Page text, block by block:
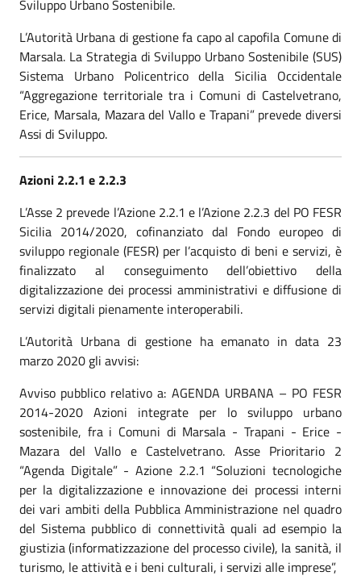
Sviluppo Urbano Sostenibile.
L’Autorità Urbana di gestione fa capo al capofila Comune di
Marsala. La Strategia di Sviluppo Urbano Sostenibile (SUS)
Sistema Urbano Policentrico della Sicilia Occidentale
“Aggregazione territoriale tra i Comuni di Castelvetrano,
Erice, Marsala, Mazara del Vallo e Trapani” prevede diversi
Assi di Sviluppo.
Azioni 2.2.1 e 2.2.3
L’Asse 2 prevede l’Azione 2.2.1 e l’Azione 2.2.3 del PO FESR
Sicilia 2014/2020, cofinanziato dal Fondo europeo di
sviluppo regionale (FESR) per l’acquisto di beni e servizi, è
finalizzato al conseguimento dell’obiettivo della
digitalizzazione dei processi amministrativi e diffusione di
servizi digitali pienamente interoperabili.
L’Autorità Urbana di gestione ha emanato in data 23
marzo 2020 gli avvisi:
Avviso pubblico relativo a: AGENDA URBANA – PO FESR
2014-2020 Azioni integrate per lo sviluppo urbano
sostenibile, fra i Comuni di Marsala - Trapani - Erice -
Mazara del Vallo e Castelvetrano. Asse Prioritario 2
“Agenda Digitale” - Azione 2.2.1 “Soluzioni tecnologiche
per la digitalizzazione e innovazione dei processi interni
dei vari ambiti della Pubblica Amministrazione nel quadro
del Sistema pubblico di connettività quali ad esempio la
giustizia (informatizzazione del processo civile), la sanità, il
turismo, le attività e i beni culturali, i servizi alle imprese”,